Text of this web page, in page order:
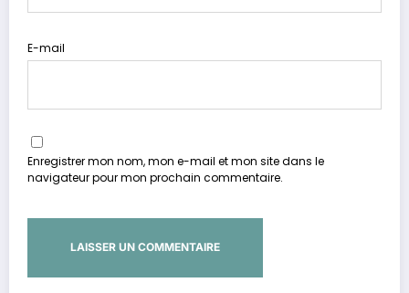
E-mail
Enregistrer mon nom, mon e-mail et mon site dans le
navigateur pour mon prochain commentaire.